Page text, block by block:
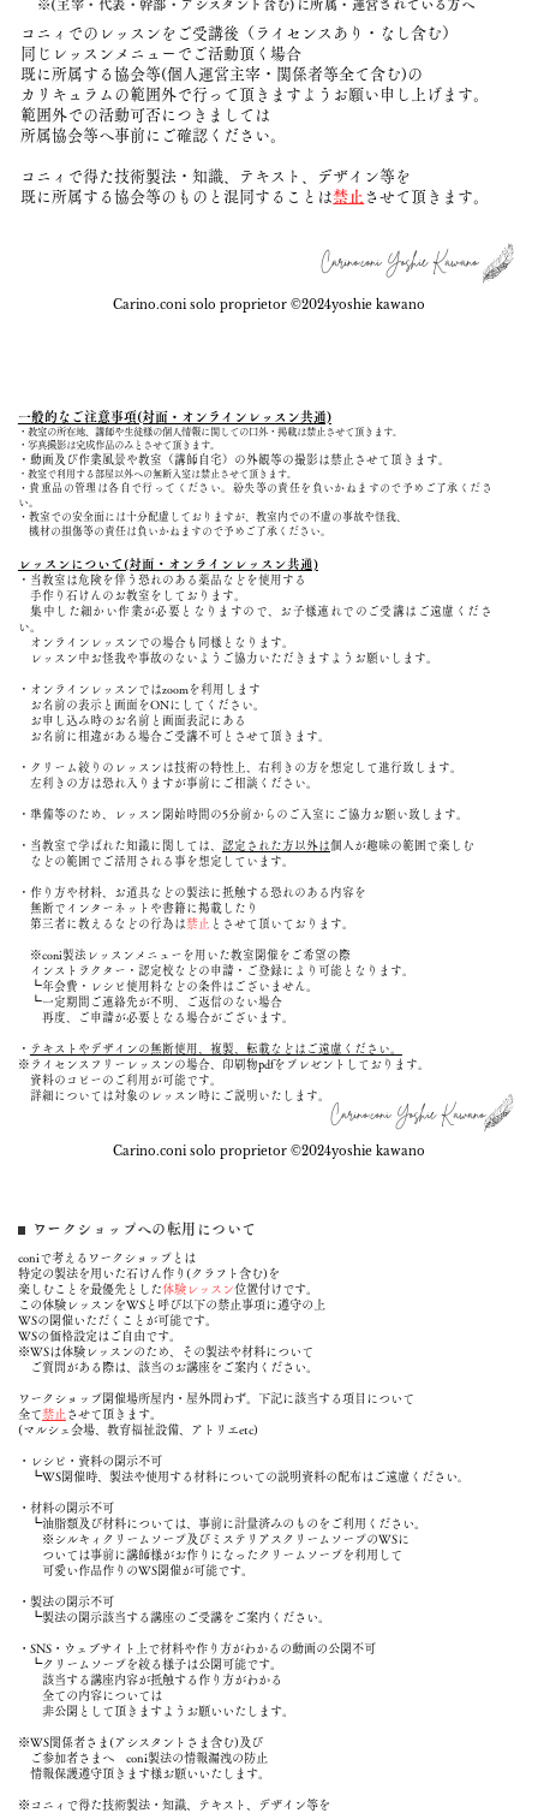
※(主宰・代表・幹部・アシスタント含む)に所属・運営されている方へ
コニィでのレッスンをご受講後（ライセンスあり・なし含む）
同じレッスンメニューでご活動頂く場合
既に所属する協会等(個人運営主宰・関係者等全て含む)の
カリキュラムの範囲外で行って頂きますようお願い申し上げます。
範囲外での活動可否につきましては
所属協会等へ事前にご確認ください。
コニィで得た技術製法・知識、テキスト、デザイン等を
既に所属する協会等のものと混同すること は禁止 させて頂きます。
Carino.coni Yoshie Kawano
Carino.coni solo proprietor ©︎2024yoshie kawano
一般的なご注意事項(対面・オンラインレッスン共通)
・教室の所在地、講師や生徒様の個人情報に関しての口外・掲載は禁止させて頂きます。
・写真撮影は完成作品のみとさせて頂きます。
・動画及び作業風景や教室（講師自宅）の外観等の撮影は禁止させて頂きます。
・教室で利用する部屋以外への無断入室は禁止させて頂きます。
・貴重品の管理は各自で行ってください。紛失等の責任を負いかねますので予めご了承くださ
い。
・教室での安全面には十分配慮しておりますが、教室内での不慮の事故や怪我、
機材の損傷等の責任は負いかねますので予めご了承ください。
レッスンについて(対面・オンラインレッスン共通)
・当教室は危険を伴う恐れのある薬品などを使用する
手作り 石けんのお教室をしております。
集中した細かい作業が必要となりますので、お子様連れでのご受講はご遠慮くださ
い。
オンラインレッスンでの場合も同様となります。
レッスン中お怪我や事故のないようご協力いただきますようお願いします。
・オンラインレッスンではzoomを利用します
お名前の表示と画面をONにしてください。
お申し込み時のお名前と画面表記にある
お名前に相違がある場合ご受講不可とさせて頂きます。
・クリーム絞りのレッスンは技術の特性上、右利きの方を想定して進行致します。
左利きの方は恐れ入りますが事前にご相談ください。
・準備等のため、レッスン開始時間の5分前からのご入室にご協力お願い致します。
・当教室で学ばれた知識に関しては、 認定された方以外は個人が趣味の範囲で楽しむ
などの範囲でご活用される事を想定しています。
・作り方や材料、お道具などの製法に抵触する恐れのある内容を
無断でインターネットや書籍に掲載したり
第三者に教えるなどの行為は禁止 とさせて頂いております。
※coni製法レッスンメニューを用いた教室開催をご希望の際
インストラクター・認定校などの申請・ご登録により可能となります。
┗年会費・レシピ使用料などの条件はございません。
┗一定期間ご連絡先が不明、ご返信のない場合
再度、ご申請が必要となる場合がございます。
・ テキストやデザインの無断使用、複製、転載などはご遠慮ください。
※ライセンスフリーレッスンの場合、印刷物pdfをプレゼントしております。
資料のコピーのご利用が可能です。
詳細については対象のレッスン時にご説明いたします。
Carino.coni Yoshie Kawano
Carino.coni solo proprietor ©︎2024yoshie kawano
ワークショップへの転用について
coniで考えるワークショップとは
特定の製法を用いた石けん作り(クラフト含む)を
楽しむことを最優先とした体験レッスン位置付けです。
この体験レッスンをWSと呼び以下の禁止事項に遵守の上
WSの開催いただくことが可能です。
WSの価格設定はご自由です。
※WSは体験レッスンのため、その製法や材料について
ご質問がある際は、該当のお講座をご案内ください。
ワークショップ開催場所屋内・屋外問わず。下記に該当する項目について
全て禁止 させて頂きます。
(マルシェ会場、教育福祉設備、アトリエetc)
・レシピ・資料の開示不可
┗WS開催時、製法や使用する材料についての説明資料の配布はご遠慮ください｡
・材料の開示不可
┗油脂類及び材料については、事前に計量済みのものをご利用ください。
※シルキィクリームソープ及びミステリアスクリームソープのWSに
ついては事前に講師様がお作りになったクリームソープを利用して
可愛い作品作りのWS開催が可能です。
・製法の開示不可
┗製法の開示該当する講座のご受講をご案内ください。
・SNS・ウェブサイト上で材料や作り方がわかるの動画の公開不可
┗クリームソープを絞る様子は公開可能です。
該当する講座内容が抵触する作り方がわかる
全ての内容については
非公開として頂きますようお願いいたします。
※WS関係者さま(アシスタントさま含む)及び
ご参加者さまへ coni製法の情報漏洩の防止
情報保護遵守頂きます様お願いいたします。
※ コニィで得た技術製法・知識、テキスト、デザイン等を